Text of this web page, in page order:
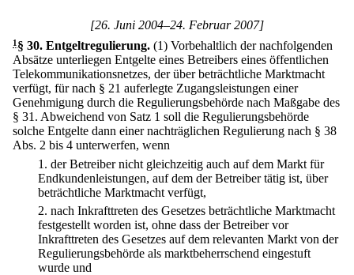
[26. Juni 2004–24. Februar 2007]
1§ 30. Entgeltregulierung. (1) Vorbehaltlich der nachfolgenden
Absätze unterliegen Entgelte eines Betreibers eines öffentlichen
Telekommunikationsnetzes, der über beträchtliche Marktmacht
verfügt, für nach § 21 auferlegte Zugangsleistungen einer
Genehmigung durch die Regulierungsbehörde nach Maßgabe des
§ 31. Abweichend von Satz 1 soll die Regulierungsbehörde
solche Entgelte dann einer nachträglichen Regulierung nach § 38
Abs. 2 bis 4 unterwerfen, wenn
1. der Betreiber nicht gleichzeitig auch auf dem Markt für
Endkundenleistungen, auf dem der Betreiber tätig ist, über
beträchtliche Marktmacht verfügt,
2. nach Inkrafttreten des Gesetzes beträchtliche Marktmacht
festgestellt worden ist, ohne dass der Betreiber vor
Inkrafttreten des Gesetzes auf dem relevanten Markt von der
Regulierungsbehörde als marktbeherrschend eingestuft
wurde und